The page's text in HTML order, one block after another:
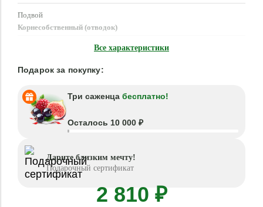
Подвой
Корнесобственный (отводок)
Все характеристики
Подарок за покупку:
Три саженца бесплатно!
Осталось 10 000 ₽
Дарите близким мечту!
Подарочный сертификат
2 810 ₽